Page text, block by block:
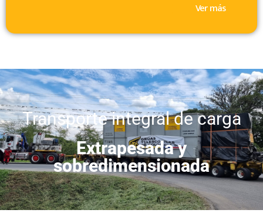
Ver más
Transporte integral de carga
Extrapesada y
sobredimensionada